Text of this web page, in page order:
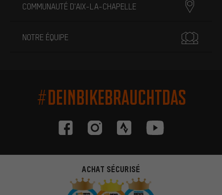
COMMUNAUTÉ D'AIX-LA-CHAPELLE
NOTRE ÉQUIPE
#DEINBIKEBRAUCHTDAS
ACHAT SÉCURISÉ